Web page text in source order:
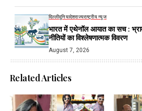
दिल्लीदुनियादेशराज्यराष्ट्रीय न्यूज
भारत में एथेनॉल आयात का सच :
नीतियों का विश्लेषणात्मक विवरण
August 7, 2026
Related Articles